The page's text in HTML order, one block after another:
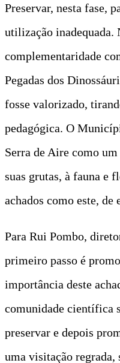
Preservar, nesta fase,
utilização inadequada.
complementaridade
Pegadas dos
fosse valorizado,
pedagógica. O
Serra de Aire como
suas grutas, à fauna e
achados como este, de
Para Rui Pombo,
primeiro passo é
importância deste
comunidade científica
preservar e depois
uma visitação regrada,